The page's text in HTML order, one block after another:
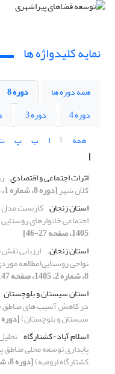
نمایه کلیدواژه ها
همه دوره ها دوره 8
دوره 4
دوره 3
همه
آ ا ب پ
ا
اثرات اجتماعی و اقتصادی
کلان شهر[دوره 8، شماره 1، 1405، صفحه 1-26]
استان زنجان کاربست مدل
اجتماعی خانوارهای
1405، صفحه 27-46]
استان زنجان. ارزیابی
نواحی­ روستایی(مطالعه
8، شماره 2، 1405، صفحه 147-176]
استان سیستان و بلوچستان
در کاهش آسیب های مناطق
سیستان و بلوچستان)[دوره 8، شماره 3، 1405]
اسلام آباد-کشتارگاه
پایداری توسعه محلی مناطق
کشتارگاه ارومیه)[دوره 8، شماره 3، 1405]